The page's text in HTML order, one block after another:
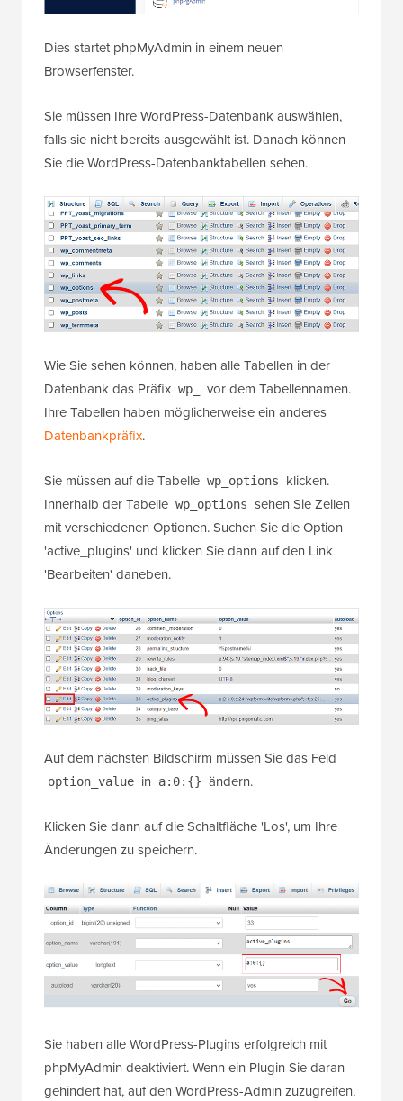
Dies startet phpMyAdmin in einem neuen
Browserfenster.
Sie müssen Ihre WordPress-Datenbank auswählen,
falls sie nicht bereits ausgewählt ist. Danach können
Sie die WordPress-Datenbanktabellen sehen.
Wie Sie sehen können, haben alle Tabellen in der
Datenbank das Präfix wp_
vor dem Tabellennamen.
Ihre Tabellen haben möglicherweise ein anderes
Datenbankpräfix.
Sie müssen auf die Tabelle wp_options
klicken.
Innerhalb der Tabelle wp_options sehen Sie Zeilen
mit verschiedenen Optionen. Suchen Sie die Option
'active_plugins' und klicken Sie dann auf den Link
'Bearbeiten' daneben.
Auf dem nächsten Bildschirm müssen Sie das Feld
option_value in a:0:{} ändern.
Klicken Sie dann auf die Schaltfläche 'Los', um Ihre
Änderungen zu speichern.
Sie haben alle WordPress-Plugins erfolgreich mit
phpMyAdmin deaktiviert. Wenn ein Plugin Sie daran
gehindert hat, auf den WordPress-Admin zuzugreifen,